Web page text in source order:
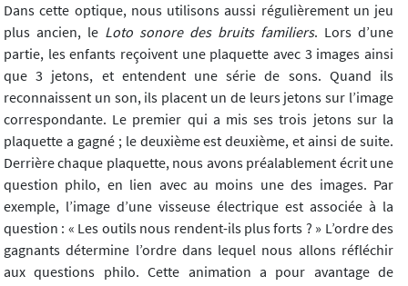
Dans cette optique, nous utilisons aussi régulièrement un jeu
plus ancien, le Loto sonore des bruits familiers. Lors d’une
partie, les enfants reçoivent une plaquette avec 3 images ainsi
que 3 jetons, et entendent une série de sons. Quand ils
reconnaissent un son, ils placent un de leurs jetons sur l’image
correspondante. Le premier qui a mis ses trois jetons sur la
plaquette a gagné ; le deuxième est deuxième, et ainsi de suite.
Derrière chaque plaquette, nous avons préalablement écrit une
question philo, en lien avec au moins une des images. Par
exemple, l’image d’une visseuse électrique est associée à la
question : « Les outils nous rendent-ils plus forts ? » L’ordre des
gagnants détermine l’ordre dans lequel nous allons réfléchir
aux questions philo. Cette animation a pour avantage de